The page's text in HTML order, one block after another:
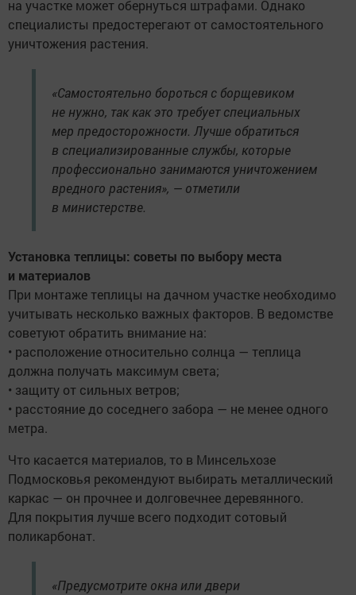
на участке может обернуться штрафами. Однако
специалисты предостерегают от самостоятельного
уничтожения растения.
«Самостоятельно бороться с борщевиком
не нужно, так как это требует специальных
мер предосторожности. Лучше обратиться
в специализированные службы, которые
профессионально занимаются уничтожением
вредного растения», — отметили
в министерстве.
Установка теплицы: советы по выбору места
и материалов
При монтаже теплицы на дачном участке необходимо
учитывать несколько важных факторов. В ведомстве
советуют обратить внимание на:
• расположение относительно солнца — теплица
должна получать максимум света;
• защиту от сильных ветров;
• расстояние до соседнего забора — не менее одного
метра.
Что касается материалов, то в Минсельхозе
Подмосковья рекомендуют выбирать металлический
каркас — он прочнее и долговечнее деревянного.
Для покрытия лучше всего подходит сотовый
поликарбонат.
«Предусмотрите окна или двери